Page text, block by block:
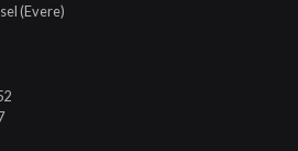
(Evere)